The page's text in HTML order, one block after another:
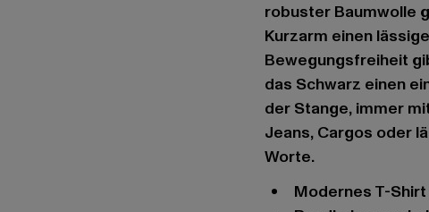
robuster Baumwolle
Kurzarm einen
Bewegungsfreiheit
das Schwarz einen
der Stange, immer
Jeans, Cargos oder
Worte.
Modernes T-